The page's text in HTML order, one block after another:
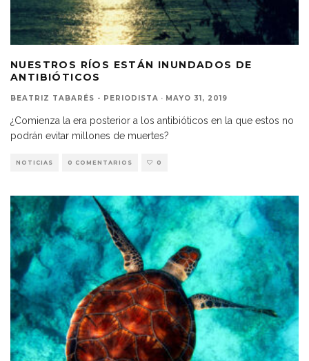
NUESTROS RÍOS ESTÁN INUNDADOS DE
ANTIBIÓTICOS
BEATRIZ TABARÉS - PERIODISTA · MAYO 31, 2019
¿Comienza la era posterior a los antibióticos en la que estos no
podrán evitar millones de muertes?
NOTICIAS 0 COMENTARIOS 0